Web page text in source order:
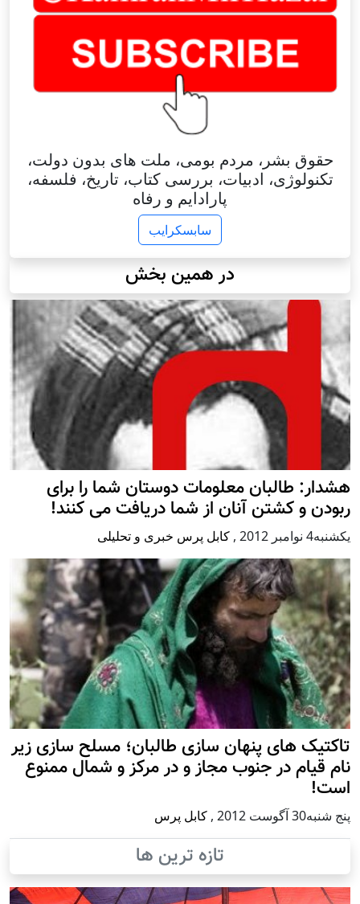
حقوق بشر، مردم بومی، ملت های بدون دولت،
تکنولوژی، ادبیات، بررسی کتاب، تاریخ، فلسفه،
پارادایم و رفاه
سابسکرایب
در همین بخش
هشدار: طالبان معلومات دوستان شما را برای
ربودن و کشتن آنان از شما دریافت می کنند!
يكشنبه4 نوامبر 2012 , کابل پرس خبری و تحلیلی
تاکتیک های پنهان سازی طالبان؛ مسلح سازی زیر
نام قیام در جنوب مجاز و در مرکز و شمال ممنوع
است!
پنج شنبه30 آگوست 2012 , کابل پرس
تازه ترین ها